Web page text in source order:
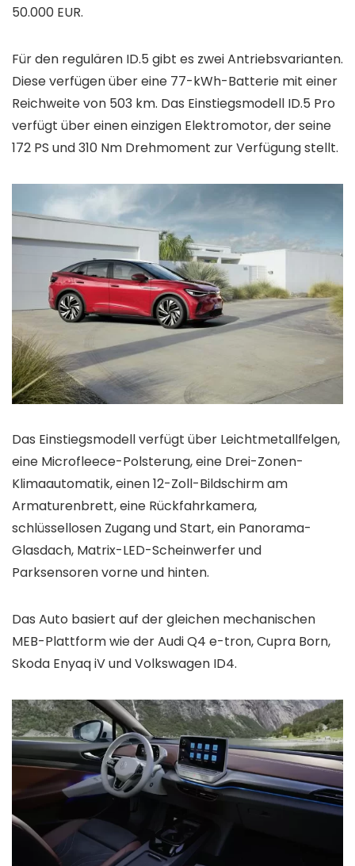
50.000 EUR.
Für den regulären ID.5 gibt es zwei Antriebsvarianten.
Diese verfügen über eine 77-kWh-Batterie mit einer
Reichweite von 503 km. Das Einstiegsmodell ID.5 Pro
verfügt über einen einzigen Elektromotor, der seine
172 PS und 310 Nm Drehmoment zur Verfügung stellt.
Das Einstiegsmodell verfügt über Leichtmetallfelgen,
eine Microfleece-Polsterung, eine Drei-Zonen-
Klimaautomatik, einen 12-Zoll-Bildschirm am
Armaturenbrett, eine Rückfahrkamera,
schlüssellosen Zugang und Start, ein Panorama-
Glasdach, Matrix-LED-Scheinwerfer und
Parksensoren vorne und hinten.
Das Auto basiert auf der gleichen mechanischen
MEB-Plattform wie der Audi Q4 e-tron, Cupra Born,
Skoda Enyaq iV und Volkswagen ID4.